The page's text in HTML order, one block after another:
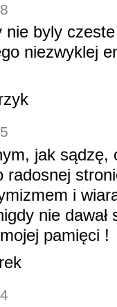
nie byly
niezwyklej
jak sądzę,
radosnej
i
nie
pamięci !